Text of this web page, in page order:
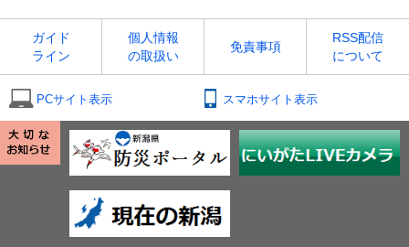
ガイド
ライン
個人情報
の取扱い
免責事項
RSS配信
について
PCサイト表示 スマホサイト表示